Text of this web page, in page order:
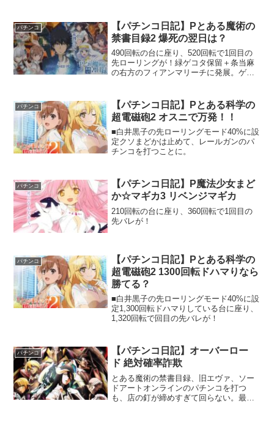
回転ほど回すが当たない。というか、全
然回らない。なんか、いつも以上に回ら
なくなってきている。
パチンコ
【パチンコ日記】Pとある魔術の
禁書目録2 爆死の翌日は？
490回転の台に座り、520回転で1回目の
先ローリングが！緑ゲコタ保留＋条当麻
の右方のフィアンマリーチに発展。ゲコ
く、普通に外れる(笑)
パチンコ
【パチンコ日記】Pとある科学の
超電磁砲2 オスニで万発！！
■白井黒子の先ローリングモード40%に設
定クソまどかは止めて、レールガンのパ
チンコを打つことに。
パチンコ
【パチンコ日記】P魔法少女まど
か☆マギカ3 リベンジマギカ
210回転の台に座り、360回転で1回目の
先バレが！
パチンコ
【パチンコ日記】Pとある科学の
超電磁砲2 1300回転ドハマりなら
勝てる？
■白井黒子の先ローリングモード40%に設
定1,300回転ドハマりしている台に座り、
1,320回転で回目の先バレが！
パチンコ
【パチンコ日記】オーバーロー
ド 絶対確率詐欺
とある魔術の禁書目録、旧エヴァ、ソー
ドアートオンラインのパチンコを打つ
も、店の釘が締めすぎて回らない。最後